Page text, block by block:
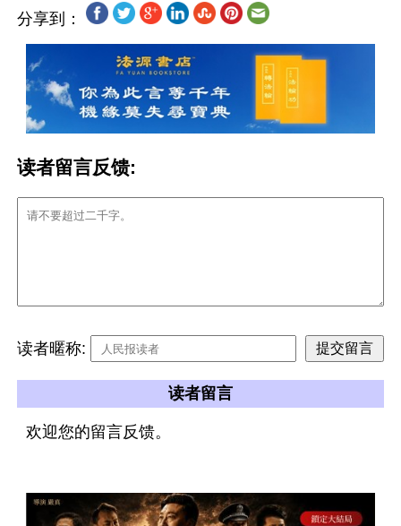
分享到：
读者留言反馈:
读者暱称:
读者留言
欢迎您的留言反馈。